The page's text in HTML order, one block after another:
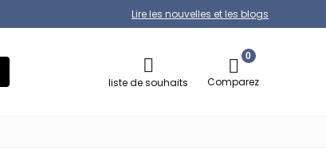
Lire les nouvelles et les blogs
liste de souhaits
0
Comparez